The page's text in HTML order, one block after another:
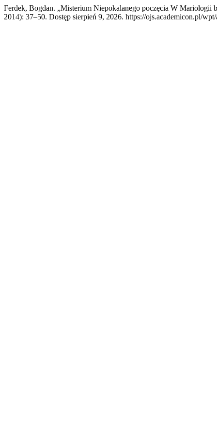
Ferdek, Bogdan. „Misterium Niepokalanego poczęcia W Mariologii
2014): 37–50. Dostęp sierpień 9, 2026. https://ojs.academicon.pl/